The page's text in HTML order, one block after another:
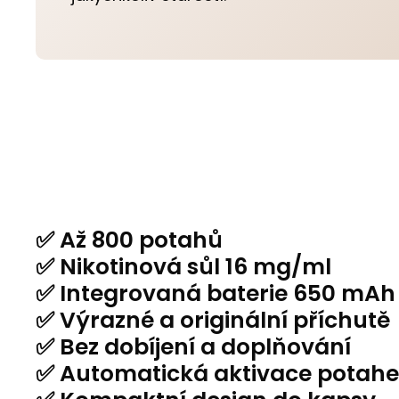
✅ Až 800 potahů
✅ Nikotinová sůl 16 mg/ml
✅ Integrovaná baterie 650 mAh
✅ Výrazné a originální příchutě
✅ Bez dobíjení a doplňování
✅ Automatická aktivace